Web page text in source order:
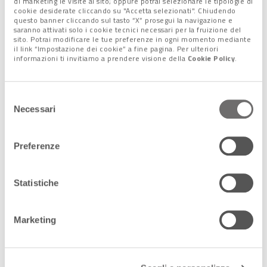
cookie desiderate cliccando su "Accetta selezionati". Chiudendo
questo banner cliccando sul tasto “X” prosegui la navigazione e
saranno attivati solo i cookie tecnici necessari per la fruizione del
sito. Potrai modificare le tue preferenze in ogni momento mediante
il link “Impostazione dei cookie” a fine pagina. Per ulteriori
informazioni ti invitiamo a prendere visione della Cookie Policy.
delNecessari
Preferenze
Statistiche
Marketing
previsioni del Tesoro su deficit e debito. E, di sottofondo, si
ripropone anche il tema dell’attuazione del Pnrr.
I rischi per la manovra
Gentiloni ha ricordato che, per i Paesi non pienamente in linea
con le raccomandazioni, com’è attualmente l’Italia,
l’invito
prendere contromisure
, seguendo politiche di spesa
prudenti per evitare che la valutazione si faccia più critica. Il
concreto. E, nel peggiore dei casi, potrebbe tradursi
nell’attivazione del meccanismo di allarme previsto per gli
squilibri macroeconomici di bilancio eccessivi, con relativa
procedura di infrazione.
Alberto Minazzi